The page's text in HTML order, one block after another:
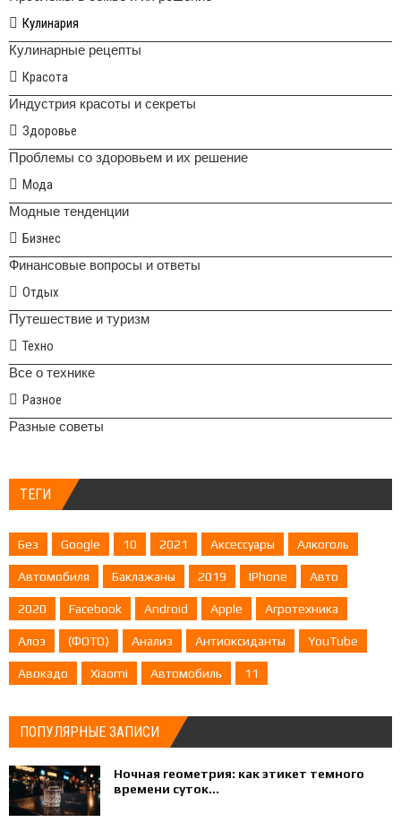
Кулинария
Кулинарные рецепты
Красота
Индустрия красоты и секреты
Здоровье
Проблемы со здоровьем и их решение
Мода
Модные тенденции
Бизнес
Финансовые вопросы и ответы
Отдых
Путешествие и туризм
Техно
Все о технике
Разное
Разные советы
ТЕГИ
Без Google 10 2021 Аксессуары Алкоголь
Автомобиля Баклажаны 2019 IPhone Авто
2020 Facebook Android Apple Агротехника
Алоэ (ФОТО) Анализ Антиоксиданты YouTube
Авокадо Xiaomi Автомобиль 11
ПОПУЛЯРНЫЕ ЗАПИСИ
Ночная геометрия: как этикет темного
времени суток...